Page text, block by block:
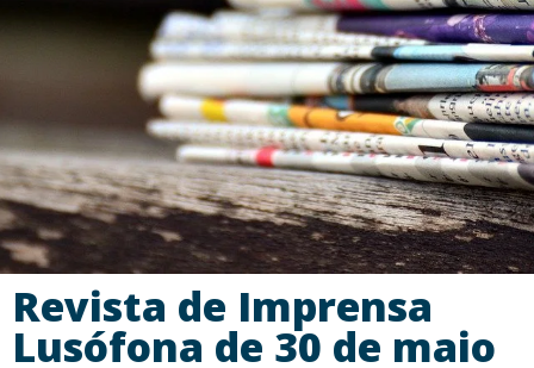
Revista de Imprensa
Lusófona de 30 de maio